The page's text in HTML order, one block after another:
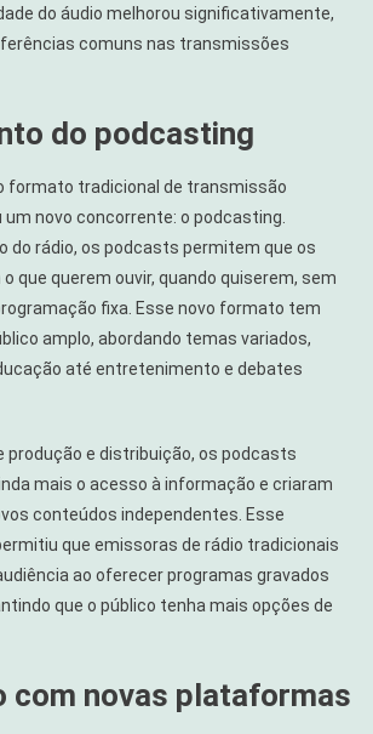
do áudio melhorou significativamente,
comuns nas transmissões
do podcasting
formato tradicional de transmissão
novo concorrente: o podcasting.
do rádio, os podcasts permitem que os
que querem ouvir, quando quiserem, sem
fixa. Esse novo formato tem
amplo, abordando temas variados,
até entretenimento e debates
produção e distribuição, os podcasts
mais o acesso à informação e criaram
conteúdos independentes. Esse
que emissoras de rádio tradicionais
ao oferecer programas gravados
que o público tenha mais opções de
com novas plataformas